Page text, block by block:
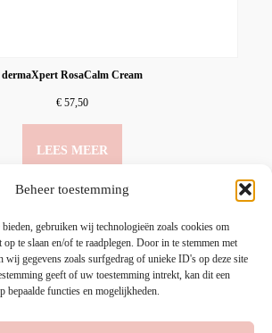
Beheer toestemming
bieden, gebruiken wij technologieën zoals cookies om
te slaan en/of te raadplegen. Door in te stemmen met
wij gegevens zoals surfgedrag of unieke ID's op deze site
geeft of uw toestemming intrekt, kan dit een
bepaalde functies en mogelijkheden.
dermaXpert RosaCalm Cream
€ 57,50
LEES MEER